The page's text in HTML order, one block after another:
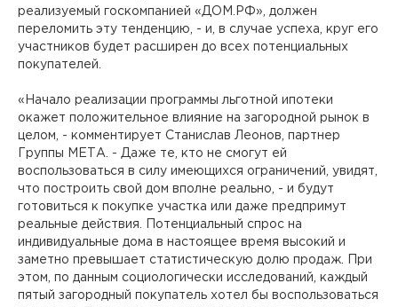
реализуемый госкомпанией «ДОМ.РФ», должен
переломить эту тенденцию, - и, в случае успеха, круг его
участников будет расширен до всех потенциальных
покупателей.
«Начало реализации программы льготной ипотеки
окажет положительное влияние на загородной рынок в
целом, - комментирует Станислав Леонов, партнер
Группы МЕТА. - Даже те, кто не смогут ей
воспользоваться в силу имеющихся ограничений, увидят,
что построить свой дом вполне реально, - и будут
готовиться к покупке участка или даже предпримут
реальные действия. Потенциальный спрос на
индивидуальные дома в настоящее время высокий и
заметно превышает статистическую долю продаж. При
этом, по данным социологически исследований, каждый
пятый загородный покупатель хотел бы воспользоваться